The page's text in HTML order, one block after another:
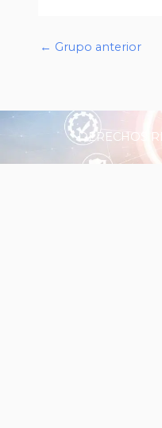
← Grupo anterior
DERECHOS